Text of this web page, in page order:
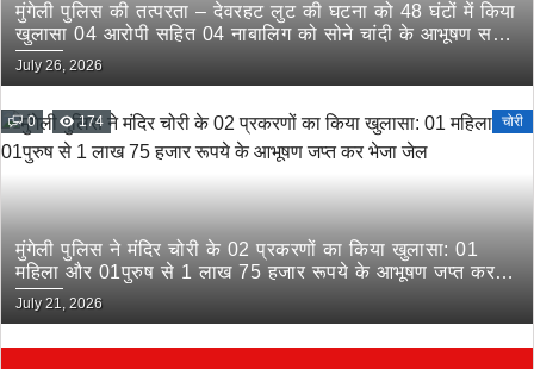
मुंगेली पुलिस की तत्परता – देवरहट लुट की घटना को 48 घंटों में किया
खुलासा 04 आरोपी सहित 04 नाबालिग को सोने चांदी के आभूषण सहित
किया गिरफ्तार
July 26, 2026
0 174 चोरी
मुंगेली पुलिस ने मंदिर चोरी के 02 प्रकरणों का किया खुलासा: 01
महिला और 01पुरुष से 1 लाख 75 हजार रूपये के आभूषण जप्त कर
भेजा जेल
July 21, 2026